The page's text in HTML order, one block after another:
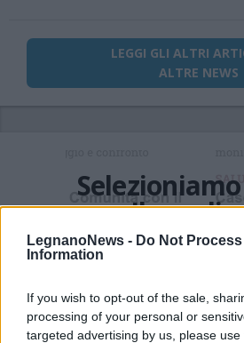
LegnanoNews - Do Not
Information
If you wish to opt-out of the sale,
processing of your personal or
targeted advertising by us, please
LEGGI GLI ALTRI
ALTRE NEWS
Il
Iscriviti